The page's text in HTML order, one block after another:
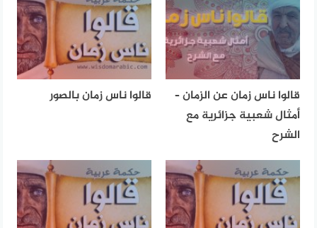
قالوا ناس زمان عن الزمان –
أمثال شعبية جزائرية مع
الشرح
قالوا ناس زمان بالصور